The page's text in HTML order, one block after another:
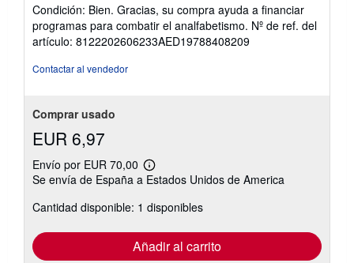
vendedor:
5
de
Condición: Bien. Gracias, su compra ayuda a financiar
programas para combatir el analfabetismo. Nº de ref. del
artículo: 8122202606233AED19788408209
Contactar al vendedor
Comprar usado
EUR 6,97
Envío por EUR 70,00
Más
información
las
tarifas
envío
Se envía de España a Estados Unidos de America
Cantidad disponible: 1 disponibles
Añadir al carrito